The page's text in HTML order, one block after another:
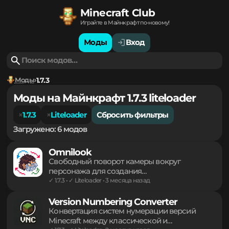
Minecraft Club
Играйте в Майнкрафт по-новому!
Моды Вход
Моды 1.7.3
Моды на Майнкрафт 1.7.3 liteloader
1.7.3 Liteloader
Сбросить фильтры
Загружено: 6 модов
Omnilook
Свободный поворот камеры вокруг
персонажа для создания
окрестностей без смены направления
взгляда основного героя. Легкий инструмент
для комфортного управления обзором в
Version Numbering Converter
Конвертация систем нумерации версий